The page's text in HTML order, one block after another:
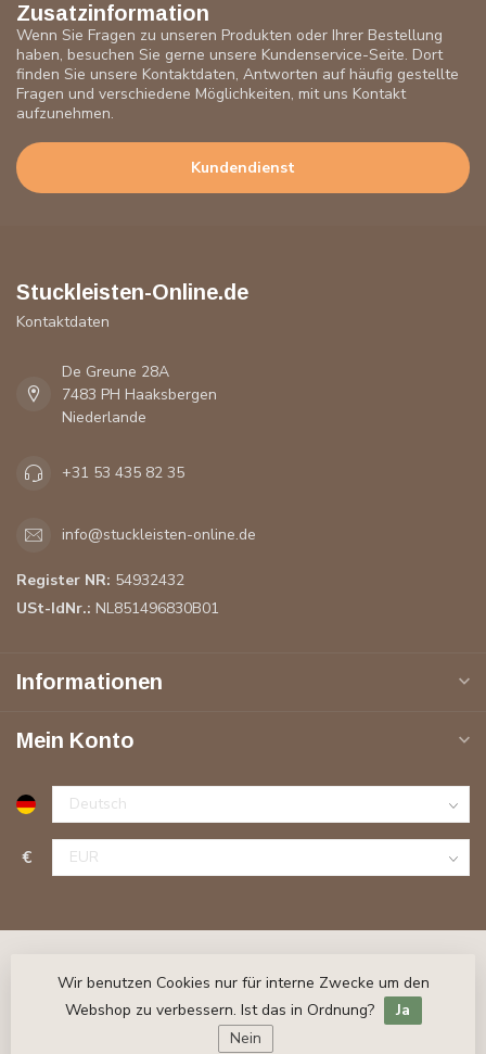
Zusatzinformation
Wenn Sie Fragen zu unseren Produkten oder Ihrer Bestellung
haben, besuchen Sie gerne unsere Kundenservice-Seite. Dort
finden Sie unsere Kontaktdaten, Antworten auf häufig gestellte
Fragen und verschiedene Möglichkeiten, mit uns Kontakt
aufzunehmen.
Kundendienst
Stuckleisten-Online.de
Kontaktdaten
De Greune 28A
7483 PH Haaksbergen
Niederlande
+31 53 435 82 35
info@stuckleisten-online.de
Register NR: 54932432
USt-IdNr.: NL851496830B01
Informationen
Mein Konto
€
Wir benutzen Cookies nur für interne Zwecke um den
Webshop zu verbessern. Ist das in Ordnung?
Ja
Nein